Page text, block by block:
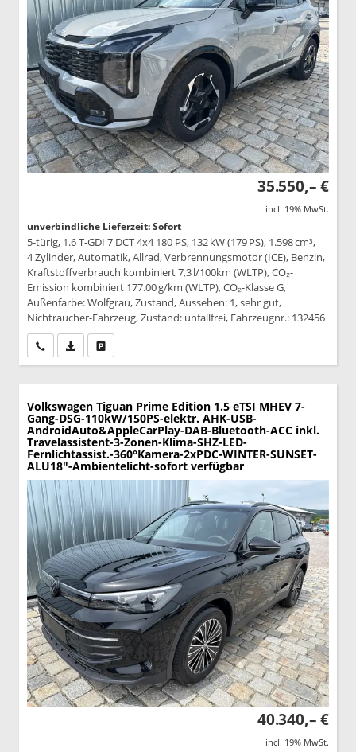
35.550,– €
incl. 19% MwSt.
unverbindliche Lieferzeit: Sofort
5-türig, 1.6 T-GDI 7 DCT 4x4 180 PS, 132 kW (179 PS), 1.598 cm³,
4 Zylinder, Automatik, Allrad, Verbrennungsmotor (ICE), Benzin,
Kraftstoffverbrauch kombiniert 7,3 l/100km (WLTP), CO₂-
Emission kombiniert 177.00 g/km (WLTP), CO₂-Klasse G,
Außenfarbe: Wolfgrau, Zustand, Aussehen: 1, sehr gut,
Nichtraucher-Fahrzeug, Zustand: unfallfrei, Fahrzeugnr.: 132456
Wir rufen Sie anPDF-Datei, Fahrzeugexposé drucken
Volkswagen Tiguan Prime Edition 1.5 eTSI MHEV 7-
Gang-DSG-110kW/150PS-elektr. AHK-USB-
AndroidAuto&AppleCarPlay-DAB-Bluetooth-ACC inkl.
Travelassistent-3-Zonen-Klima-SHZ-LED-
Fernlichtassist.-360°Kamera-2xPDC-WINTER-SUNSET-
ALU18"-Ambientelicht-sofort verfügbar
40.340,– €
incl. 19% MwSt.